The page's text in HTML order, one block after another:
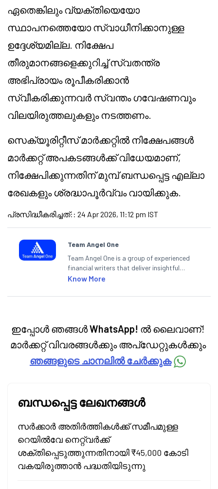
ഏതെങ്കിലും വ്യക്തിയെയോ
സ്ഥാപനത്തെയോ സ്വാധീനിക്കാനുള്ള
ഉദ്ദേശ്യമില്ല. നിക്ഷേപ
തീരുമാനങ്ങളെക്കുറിച്ച് സ്വതന്ത്ര
അഭിപ്രായം രൂപീകരിക്കാൻ
സ്വീകരിക്കുന്നവർ സ്വന്തം ഗവേഷണവും
വിലയിരുത്തലുകളും നടത്തണം.
സെക്യൂരിറ്റീസ് മാർക്കറ്റിൽ നിക്ഷേപങ്ങൾ
മാർക്കറ്റ് അപകടങ്ങൾക്ക് വിധേയമാണ്,
നിക്ഷേപിക്കുന്നതിന് മുമ്പ് ബന്ധപ്പെട്ട എല്ലാ
രേഖകളും ശ്രദ്ധാപൂർവ്വം വായിക്കുക.
പ്രസിദ്ധീകരിച്ചത്: : 24 Apr 2026, 11:12 pm IST
Team Angel One
Team Angel One is a group of experienced
financial writers that deliver insightful
articles on the stock market, IPO, economy,
categories.
Know More
ഇപ്പോൾ ഞങ്ങൾWhatsApp! ൽ ലൈവാണ്!
മാർക്കറ്റ് വിവരങ്ങൾക്കും അപ്‌ഡേറ്റുകൾക്കും
ഞങ്ങളുടെ ചാനലിൽ ചേർക്കുക
ബന്ധപ്പെട്ട ലേഖനങ്ങൾ
സർക്കാർ അതിർത്തികൾക്ക് സമീപമുള്ള
റെയിൽവേ നെറ്റ്‌വർക്ക്
ശക്തിപ്പെടുത്തുന്നതിനായി ₹45,000 കോടി
വകയിരുത്താൻ പദ്ധതിയിടുന്നു